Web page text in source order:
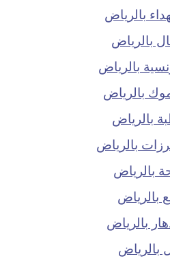
بالرياض
بالرياض
بالرياض
بالرياض
بالرياض
بالرياض
بالرياض
بالرياض
بالرياض